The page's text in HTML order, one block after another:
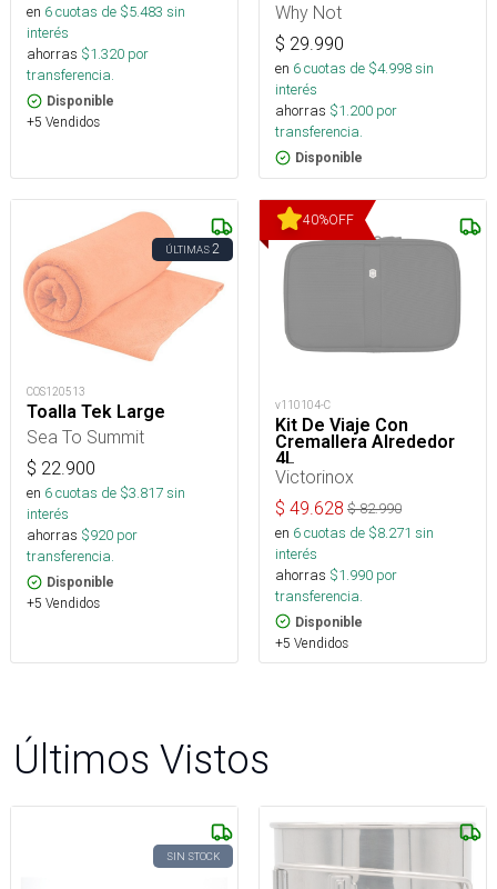
en 6cuotas de $5.483 sin
interés
ahorras $1.320 por
transferencia.
Disponible
+5 Vendidos
Why Not
$ 29.990
en 6cuotas de $4.998sin
interés
ahorras $1.200 por
transferencia.
Disponible
ÚLTIMAS2
COS120513
Toalla Tek Large
Sea To Summit
$ 22.900
en 6cuotas de $3.817sin
interés
ahorras $920 por
transferencia.
Disponible
+5 Vendidos
40%OFF
v110104-C
Kit De Viaje Con
Cremallera Alrededor
4L
Victorinox
$ 49.628 $82.990
en 6cuotas de $8.271 sin
interés
ahorras $1.990 por
transferencia.
Disponible
+5 Vendidos
Últimos Vistos
SIN STOCK